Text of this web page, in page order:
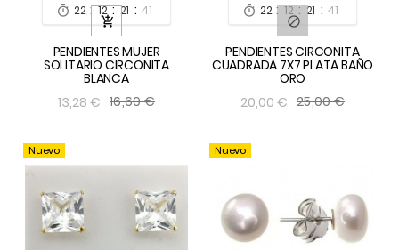
 22 : 12 : 21 : 39

PENDIENTES MUJER
SOLITARIO CIRCONITA
BLANCA
13,28 € 16,60 €
 22 : 12 : 21 : 39

PENDIENTES CIRCONITA
CUADRADA 7X7 PLATA BAÑO
ORO
20,00 € 25,00 €
Nuevo Nuevo